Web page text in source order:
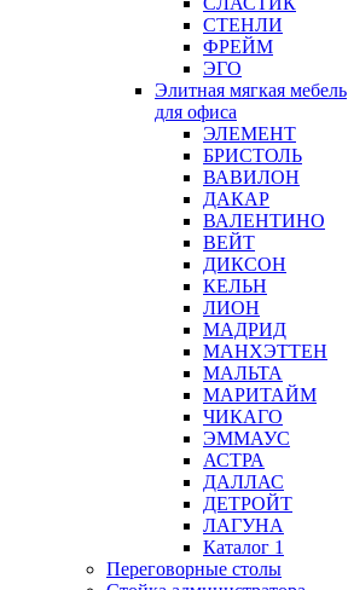
СТЕНЛИ
ФРЕЙМ
ЭГО
Элитная мягкая мебель
для офиса
ЭЛЕМЕНТ
БРИСТОЛЬ
ВАВИЛОН
ДАКАР
ВАЛЕНТИНО
ВЕЙТ
ДИКСОН
КЕЛЬН
ЛИОН
МАДРИД
МАНХЭТТЕН
МАЛЬТА
МАРИТАЙМ
ЧИКАГО
ЭММАУС
АСТРА
ДАЛЛАС
ДЕТРОЙТ
ЛАГУНА
Каталог 1
Переговорные столы